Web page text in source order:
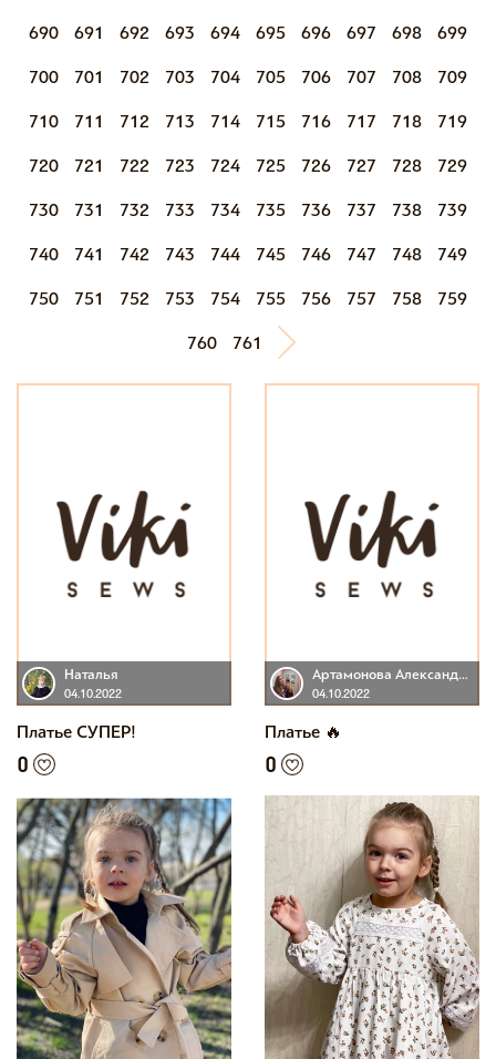
690 691 692 693 694 695 696 697 698 699
700 701 702 703 704 705 706 707 708 709
710 711 712 713 714 715 716 717 718 719
720 721 722 723 724 725 726 727 728 729
730 731 732 733 734 735 736 737 738 739
740 741 742 743 744 745 746 747 748 749
750 751 752 753 754 755 756 757 758 759
760 761
Наталья
04.10.2022
Платье СУПЕР!
0
Артамонова Александра
04.10.2022
Платье 🔥
0